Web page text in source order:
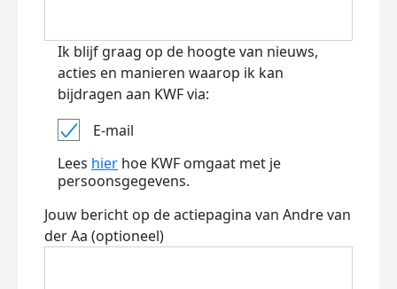
Ik blijf graag op de hoogte van nieuws,
acties en manieren waarop ik kan
bijdragen aan KWF via:
E-mail
Lees hier hoe KWF omgaat met je
persoonsgegevens.
Jouw bericht op de actiepagina van Andre van
der Aa (optioneel)